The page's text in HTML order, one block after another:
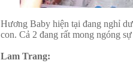
Hương Baby hiện tại đang nghỉ
con. Cả 2 đang rất mong ngóng
Lam Trang: